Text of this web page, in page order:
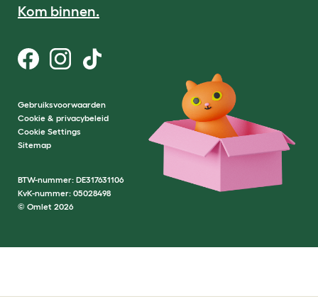
Kom binnen.
Gebruiksvoorwaarden
Cookie & privacybeleid
Cookie Settings
Sitemap
BTW-nummer: DE317631106
KvK-nummer: 05028498
© Omlet 2026